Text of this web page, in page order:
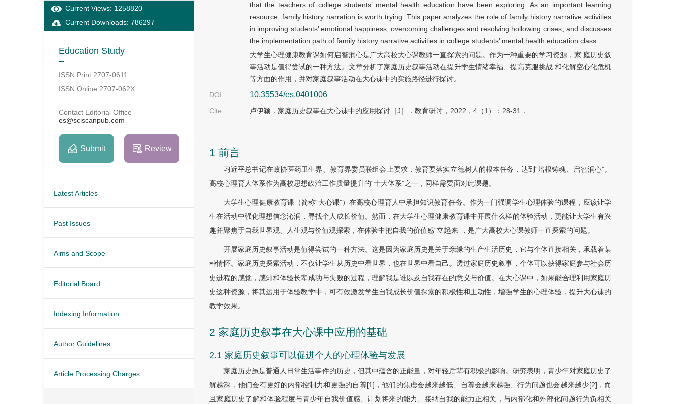
Current Views: 1258820
Current Downloads: 786297
Education Study
ISSN Print:2707-0611
ISSN Online:2707-062X
Contact Editorial Office
es@sciscanpub.com
Submit Review
Latest Articles
Past Issues
Aims and Scope
Editorial Board
Indexing Information
Author Guidelines
Article Processing Charges
that the teachers of college students’ mental health education have been exploring. As an important learning
resource, family history narration is worth trying. This paper analyzes the role of family history narrative activities
in improving students’ emotional happiness, overcoming challenges and resolving hollowing crises, and discusses
the implementation path of family history narrative activities in college students’ mental health education class.
大学生心理健康教育课如何启智润心是广大高校大心课教师一直探索的问题。作为一种重要的学习资源，家 庭历史叙
事活动是值得尝试的一种方法。文章分析了家庭历史叙事活动在提升学生情绪幸福、提高克服挑战 和化解空心化危机
等方面的作用，并对家庭叙事活动在大心课中的实施路径进行探讨。
DOI:
10.35534/es.0401006
Cite: 卢伊颖．家庭历史叙事在大心课中的应用探讨［J］．教育研讨，2022，4（1）：28-31．
1 前言
习近平总书记在政协医药卫生界、教育界委员联组会上要求，教育要落实立德树人的根本任务，达到“培根铸魂、启智润心”。
高校心理育人体系作为高校思想政治工作质量提升的“十大体系”之一，同样需要面对此课题。
大学生心理健康教育课（简称“大心课”）在高校心理育人中承担知识教育任务。作为一门强调学生心理体验的课程，应该让学
生在活动中强化理想信念沁润，寻找个人成长价值。然而，在大学生心理健康教育课中开展什么样的体验活动，更能让大学生有兴
趣并聚焦于自我世界观、人生观与价值观探索，在体验中把自我的价值感“立起来”，是广大高校大心课教师一直探索的问题。
开展家庭历史叙事活动是值得尝试的一种方法。这是因为家庭历史是关于亲缘的生产生活历史，它与个体直接相关，承载着某
种情怀。家庭历史探索活动，不仅让学生从历史中看世界，也在世界中看自己。透过家庭历史叙事，个体可以获得家庭参与社会历
史进程的感觉，感知和体验长辈成功与失败的过程，理解我是谁以及自我存在的意义与价值。在大心课中，如果能合理利用家庭历
史这种资源，将其运用于体验教学中，可有效激发学生自我成长价值探索的积极性和主动性，增强学生的心理体验，提升大心课的
教学效果。
2 家庭历史叙事在大心课中应用的基础
2.1 家庭历史叙事可以促进个人的心理体验与发展
家庭历史虽是普通人日常生活事件的历史，但其中蕴含的正能量，对年轻后辈有积极的影响。研究表明，青少年对家庭历史了
解越深，他们会有更好的内部控制力和更强的自尊[1]，他们的焦虑会越来越低、自尊会越来越强、行为问题也会越来越少[2]，而
且家庭历史了解和体验程度与青少年自我价值感、计划将来的能力、接纳自我的能力正相关，与内部化和外部化问题行为负相关